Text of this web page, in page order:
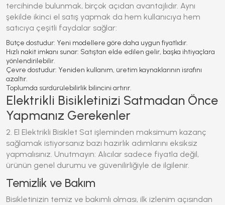
tercihinde bulunmak, birçok açıdan avantajlıdır. Aynı
şekilde ikinci el satış yapmak da hem kullanıcıya hem
satıcıya çeşitli faydalar sağlar:
Bütçe dostudur: Yeni modellere göre daha uygun fiyatlıdır.
Hızlı nakit imkanı sunar: Satıştan elde edilen gelir, başka ihtiyaçlara
yönlendirilebilir.
Çevre dostudur: Yeniden kullanım, üretim kaynaklarının israfını
azaltır.
Toplumda sürdürülebilirlik bilincini artırır.
Elektrikli Bisikletinizi Satmadan Önce
Yapmanız Gerekenler
2. El Elektrikli Bisiklet Sat işleminden maksimum kazanç
sağlamak istiyorsanız bazı hazırlık adımlarını eksiksiz
yapmalısınız. Unutmayın: Alıcılar sadece fiyatla değil,
ürünün genel durumu ve güvenilirliğiyle de ilgilenir.
Temizlik ve Bakım
Bisikletinizin temiz ve bakımlı olması, ilk izlenim açısından